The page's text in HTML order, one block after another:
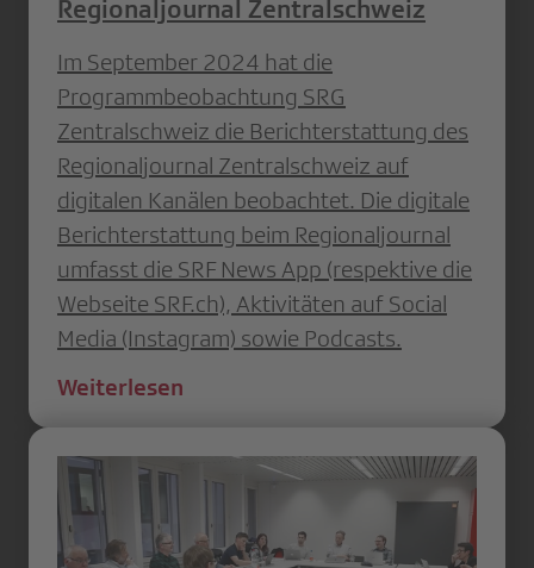
Regionaljournal Zentralschweiz
Im September 2024 hat die
Programmbeobachtung SRG
Zentralschweiz die Berichterstattung des
Regionaljournal Zentralschweiz auf
digitalen Kanälen beobachtet. Die digitale
Berichterstattung beim Regionaljournal
umfasst die SRF News App (respektive die
Webseite SRF.ch), Aktivitäten auf Social
Media (Instagram) sowie Podcasts.
Weiterlesen